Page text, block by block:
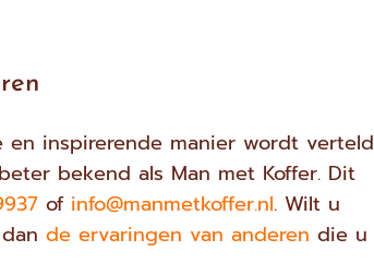
inspirerende manier wordt verteld
bekend als Man met Koffer. Dit
of info@manmetkoffer.nl. Wilt u
dande ervaringen van anderen die u